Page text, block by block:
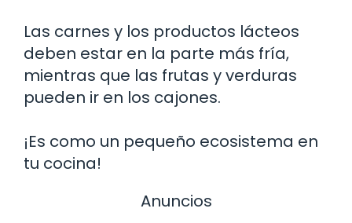
Las carnes y los productos lácteos
deben estar en la parte más fría,
mientras que las frutas y verduras
pueden ir en los cajones.
¡Es como un pequeño ecosistema en
tu cocina!
Anuncios